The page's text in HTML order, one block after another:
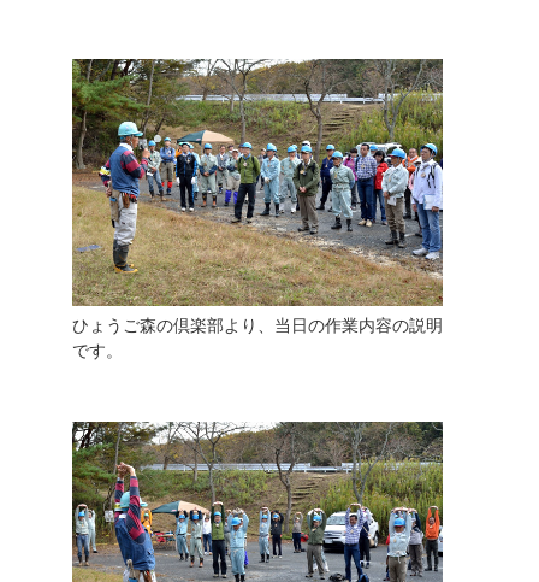
ひょうご森の倶楽部より、当日の作業内容の説明
です。